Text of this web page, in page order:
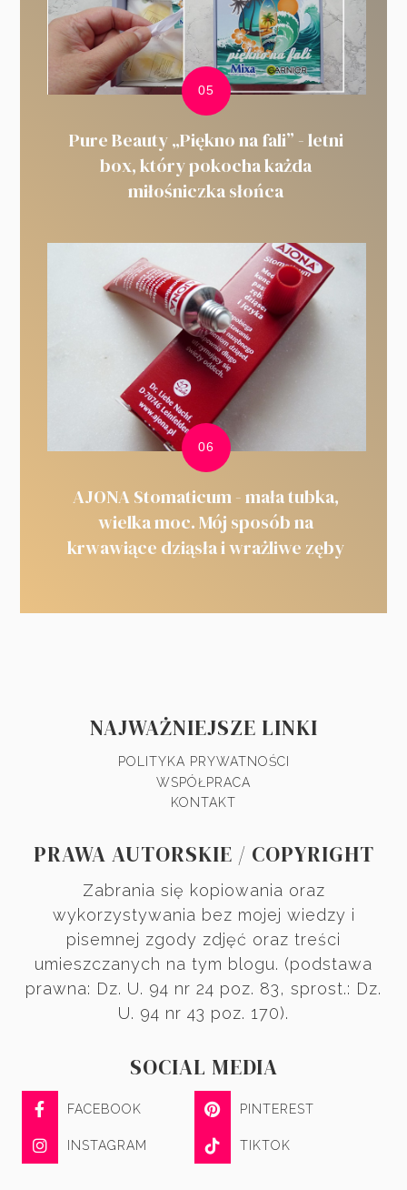
Pure Beauty „Piękno na fali” - letni
box, który pokocha każda
miłośniczka słońca
AJONA Stomaticum - mała tubka,
wielka moc. Mój sposób na
krwawiące dziąsła i wrażliwe zęby
NAJWAŻNIEJSZE LINKI
POLITYKA PRYWATNOŚCI
WSPÓŁPRACA
KONTAKT
PRAWA AUTORSKIE / COPYRIGHT
Zabrania się kopiowania oraz
wykorzystywania bez mojej wiedzy i
pisemnej zgody zdjęć oraz treści
umieszczanych na tym blogu. (podstawa
prawna: Dz. U. 94 nr 24 poz. 83, sprost.: Dz.
U. 94 nr 43 poz. 170).
SOCIAL MEDIA
FACEBOOK PINTEREST
INSTAGRAM TIKTOK